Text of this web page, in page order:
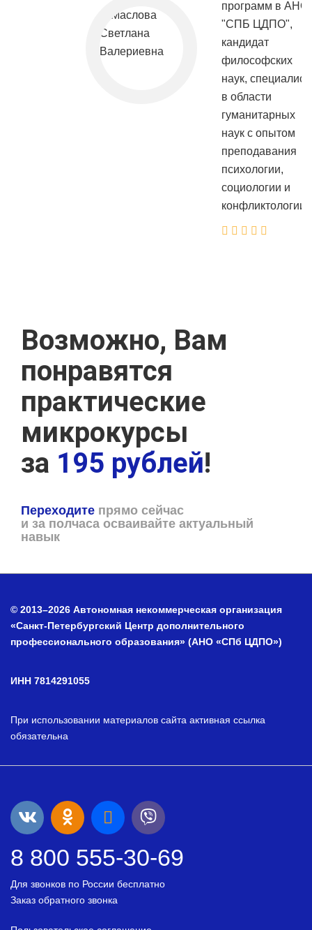
программ в АНО
"СПБ ЦДПО",
кандидат
философских
наук, специалист
в области
гуманитарных
наук с опытом
преподавания
психологии,
социологии и
конфликтологии
Возможно, Вам
понравятся
практические
микрокурсы
за 195 рублей!
Переходите прямо сейчас
и за полчаса осваивайте актуальный
навык
© 2013–2026 Автономная некоммерческая организация
«Санкт-Петербургский Центр дополнительного
профессионального образования» (АНО «СПб ЦДПО»)
ИНН 7814291055
При использовании материалов сайта активная ссылка
обязательна
8 800 555-30-69
Для звонков по России бесплатно
Заказ обратного звонка